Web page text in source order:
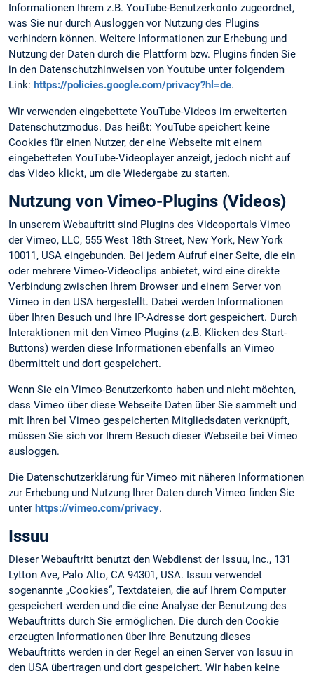
Informationen Ihrem z.B. YouTube-Benutzerkonto zugeordnet,
was Sie nur durch Ausloggen vor Nutzung des Plugins
verhindern können. Weitere Informationen zur Erhebung und
Nutzung der Daten durch die Plattform bzw. Plugins finden Sie
in den Datenschutzhinweisen von Youtube unter folgendem
Link: https://policies.google.com/privacy?hl=de.
Wir verwenden eingebettete YouTube-Videos im erweiterten
Datenschutzmodus. Das heißt: YouTube speichert keine
Cookies für einen Nutzer, der eine Webseite mit einem
eingebetteten YouTube-Videoplayer anzeigt, jedoch nicht auf
das Video klickt, um die Wiedergabe zu starten.
Nutzung von Vimeo-Plugins (Videos)
In unserem Webauftritt sind Plugins des Videoportals Vimeo
der Vimeo, LLC, 555 West 18th Street, New York, New York
10011, USA eingebunden. Bei jedem Aufruf einer Seite, die ein
oder mehrere Vimeo-Videoclips anbietet, wird eine direkte
Verbindung zwischen Ihrem Browser und einem Server von
Vimeo in den USA hergestellt. Dabei werden Informationen
über Ihren Besuch und Ihre IP-Adresse dort gespeichert. Durch
Interaktionen mit den Vimeo Plugins (z.B. Klicken des Start-
Buttons) werden diese Informationen ebenfalls an Vimeo
übermittelt und dort gespeichert.
Wenn Sie ein Vimeo-Benutzerkonto haben und nicht möchten,
dass Vimeo über diese Webseite Daten über Sie sammelt und
mit Ihren bei Vimeo gespeicherten Mitgliedsdaten verknüpft,
müssen Sie sich vor Ihrem Besuch dieser Webseite bei Vimeo
ausloggen.
Die Datenschutzerklärung für Vimeo mit näheren Informationen
zur Erhebung und Nutzung Ihrer Daten durch Vimeo finden Sie
unter https://vimeo.com/privacy.
Issuu
Dieser Webauftritt benutzt den Webdienst der Issuu, Inc., 131
Lytton Ave, Palo Alto, CA 94301, USA. Issuu verwendet
sogenannte „Cookies“, Textdateien, die auf Ihrem Computer
gespeichert werden und die eine Analyse der Benutzung des
Webauftritts durch Sie ermöglichen. Die durch den Cookie
erzeugten Informationen über Ihre Benutzung dieses
Webauftritts werden in der Regel an einen Server von Issuu in
den USA übertragen und dort gespeichert. Wir haben keine